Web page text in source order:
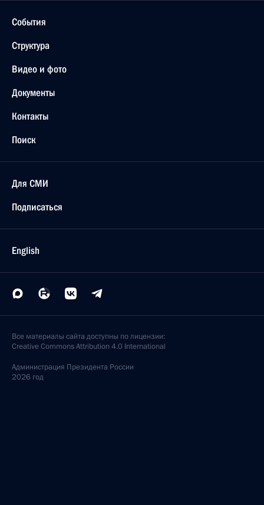
События
Структура
Видео и фото
Документы
Контакты
Поиск
Для СМИ
Подписаться
English
Все материалы сайта доступны по лицензии:
Creative Commons Attribution 4.0 International
Администрация Президента России
2026 год